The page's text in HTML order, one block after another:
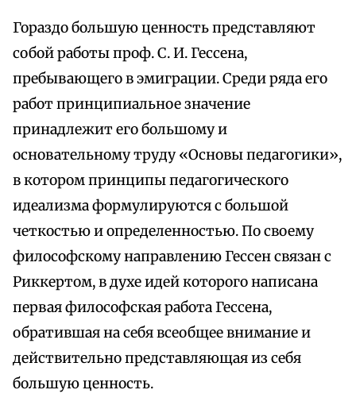
Гораздо большую ценность представляют
собой работы проф. С. И. Гессена,
пребывающего в эмиграции. Среди ряда его
работ принципиальное значение
принадлежит его большому и
основательному труду «Основы педагогики»,
в котором принципы педагогического
идеализма формулируются с большой
четкостью и определенностью. По своему
философскому направлению Гессен связан с
Риккертом, в духе идей которого написана
первая философская работа Гессена,
обратившая на себя всеобщее внимание и
действительно представляющая из себя
большую ценность.